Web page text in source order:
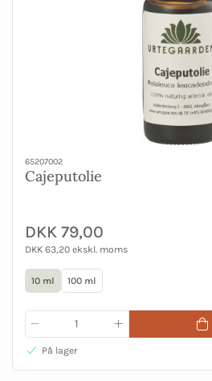
65207002
Cajeputolie
DKK 79,00
DKK 63,20 ekskl. moms
10 ml 100 ml
På lager